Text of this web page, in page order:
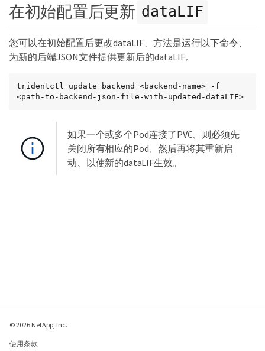
在初始配置后更新 dataLIF
您可以在初始配置后更改dataLIF、方法是运行以下命令、
为新的后端JSON文件提供更新后的dataLIF。
tridentctl update backend <backend-name> -f
<path-to-backend-json-file-with-updated-dataLIF>
如果一个或多个Pod连接了PVC、则必须先
关闭所有相应的Pod、然后再将其重新启
动、以使新的dataLIF生效。
© 2026 NetApp, Inc.
使用条款